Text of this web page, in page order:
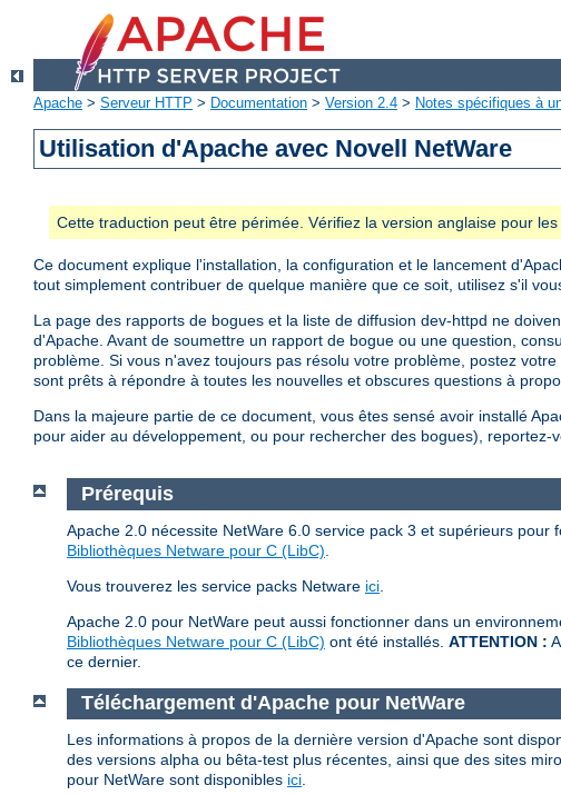
Apache > Serveur HTTP > Documentation > Version 2.4 > Notes spécifiques à
Utilisation d'Apache avec Novell NetWare
Cette traduction peut être périmée. Vérifiez la version anglaise pour
Ce document explique l'installation, la configuration et le lancement
tout simplement contribuer de quelque manière que ce soit, utilisez s'il
La page des rapports de bogues et la liste de diffusion dev-httpd ne
d'Apache. Avant de soumettre un rapport de bogue ou une question,
problème. Si vous n'avez toujours pas résolu votre problème, postez
sont prêts à répondre à toutes les nouvelles et obscures questions à
Dans la majeure partie de ce document, vous êtes sensé avoir installé
pour aider au développement, ou pour rechercher des bogues), reportez-
Prérequis
Apache 2.0 nécessite NetWare 6.0 service pack 3 et supérieurs
Bibliothèques Netware pour C (LibC)
Vous trouverez les service packs Netware ici
Apache 2.0 pour NetWare peut aussi fonctionner dans un
Bibliothèques Netware pour C (LibC) ont été installés. ATTENTION :
ce dernier.
Téléchargement d'Apache pour NetWare
Les informations à propos de la dernière version d'Apache sont
des versions alpha ou bêta-test plus récentes, ainsi que des sites
pour NetWare sont disponibles ici